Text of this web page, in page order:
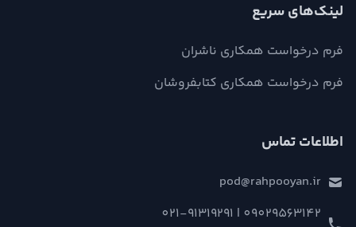
لینک‌های سریع
فرم درخواست همکاری ناشران
فرم درخواست همکاری کتابفروشان
اطلاعات تماس
pod@rahpooyan.ir
09029563142 | 021-91319291